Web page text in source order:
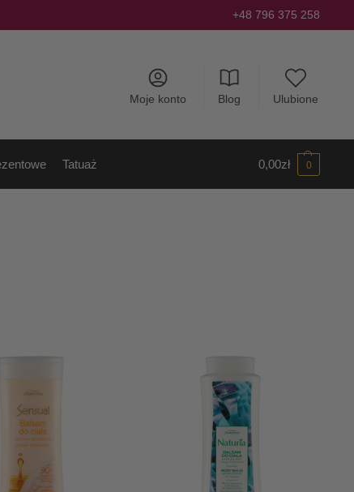
+48 796 375 258
Moje konto Blog Ulubione
Tatuaż 0,00zł 0